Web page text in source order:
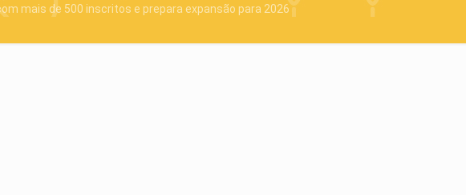
mais de 500 inscritos e prepara expansão para 2026